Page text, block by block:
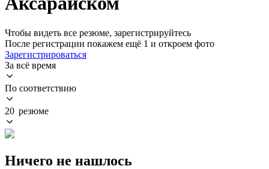
Чтобы видеть все резюме, зарегистрируйтесь
После регистрации покажем ещё 1 и откроем фото
Зарегистрироваться
За всё время
По соответствию
20 резюме
Ничего не нашлось